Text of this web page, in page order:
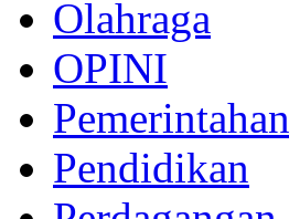
Olahraga
OPINI
Pemerintahan
Pendidikan